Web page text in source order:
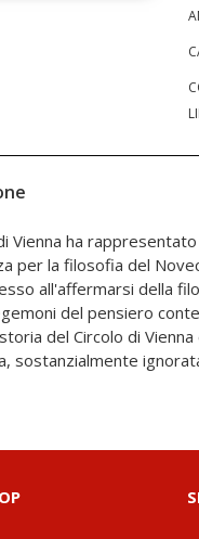
Vienna ha
per la filosofia del
all'affermarsi della
del pensiero
del Circolo di
sostanzialmente
suo contesto storico-
ha cercato di fare in
e documentata,
molto più